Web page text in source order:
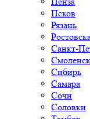
Псков
Рязань
Санкт-
Смоленск
Сибирь
Самара
Сочи
Соловки